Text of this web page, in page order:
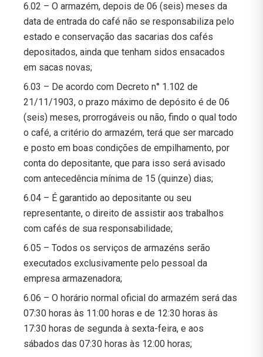
6.02 – O armazém, depois de 06 (seis) meses da
data de entrada do café não se responsabiliza pelo
estado e conservação das sacarias dos cafés
depositados, ainda que tenham sidos ensacados
em sacas novas;
6.03 – De acordo com Decreto n° 1.102 de
21/11/1903, o prazo máximo de depósito é de 06
(seis) meses, prorrogáveis ou não, findo o qual todo
o café, a critério do armazém, terá que ser marcado
e posto em boas condições de empilhamento, por
conta do depositante, que para isso será avisado
com antecedência mínima de 15 (quinze) dias;
6.04 – É garantido ao depositante ou seu
representante, o direito de assistir aos trabalhos
com cafés de sua responsabilidade;
6.05 – Todos os serviços de armazéns serão
executados exclusivamente pelo pessoal da
empresa armazenadora;
6.06 – O horário normal oficial do armazém será das
07:30 horas às 11:00 horas e de 12:30 horas às
17:30 horas de segunda à sexta-feira, e aos
sábados das 07:30 horas às 12:00 horas;